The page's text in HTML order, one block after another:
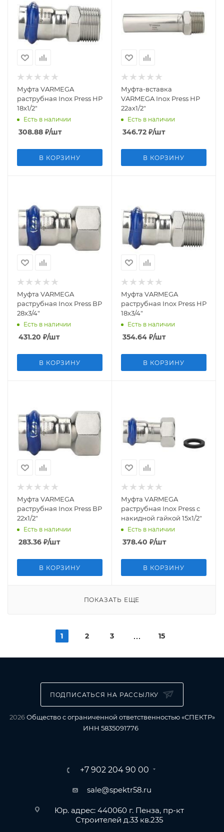
Муфта VARMEGA
раструбная Inox Press НР
18x1/2"
Есть в наличии
308.88 ₽/шт
В КОРЗИНУ
Муфта-вставка
VARMEGA Inox Press НР
22ax1/2"
Есть в наличии
346.72 ₽/шт
В КОРЗИНУ
Муфта VARMEGA
раструбная Inox Press ВР
28x3/4"
Есть в наличии
431.20 ₽/шт
В КОРЗИНУ
Муфта VARMEGA
раструбная Inox Press НР
18x3/4"
Есть в наличии
354.64 ₽/шт
В КОРЗИНУ
Муфта VARMEGA
раструбная Inox Press ВР
22x1/2"
Есть в наличии
283.36 ₽/шт
В КОРЗИНУ
Муфта VARMEGA
раструбная Inox Press с
накидной гайкой 15x1/2"
Есть в наличии
378.40 ₽/шт
В КОРЗИНУ
ПОКАЗАТЬ ЕЩЕ
1 2 3 15
ПОДПИСАТЬСЯ НА РАССЫЛКУ
2026Общество с ограниченной ответственностью «СПЕКТР»
ИНН 5835091776
+7 902 204 90 00
sale@spektr58.ru
Юр. адрес: 440060 г. Пенза, пр-кт
Строителей д.33 кв.235